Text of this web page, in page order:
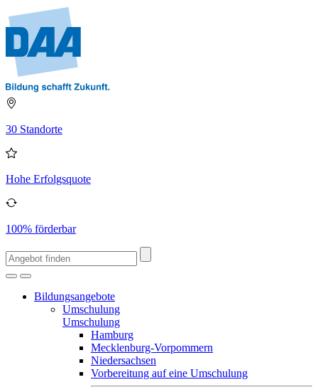
30 Standorte
Hohe Erfolgsquote
100% förderbar
Bildungsangebote
Umschulung
Umschulung
Hamburg
Mecklenburg-Vorpommern
Niedersachsen
Vorbereitung auf eine Umschulung